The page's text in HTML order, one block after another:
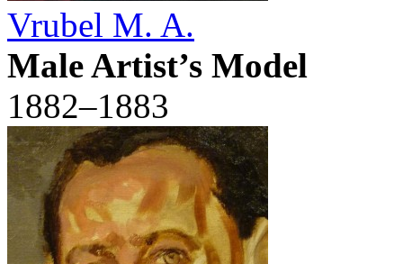
Vrubel M. A.
Male Artist’s Model
1882–1883